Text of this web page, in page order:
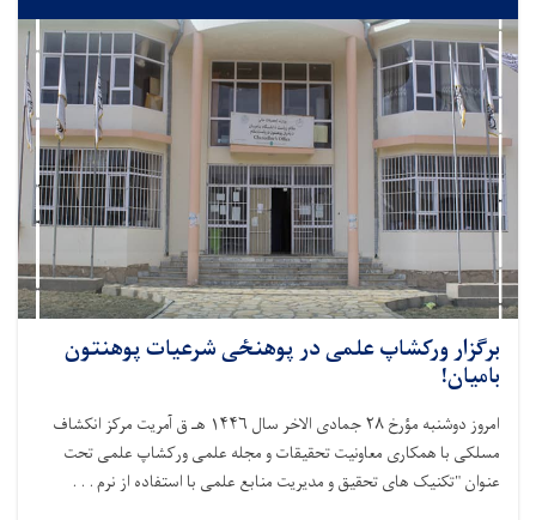
برگزار ورکشاپ علمی در پوهنځی شرعیات پوهنتون
بامیان!
امروز دوشنبه مؤرخ ۲۸ جمادی الاخر سال ۱۴۴۶ هـ ق آمریت مرکز انکشاف
مسلکی با همکاری معاونیت تحقیقات و مجله علمی ورکشاپ علمی تحت
عنوان "تکنیک های تحقیق و مدیریت منابع علمی با استفاده از نرم . . .